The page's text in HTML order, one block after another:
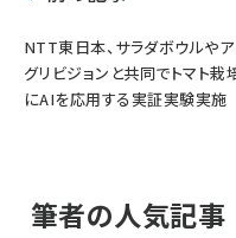
NTT東日本、サラダボウルやア
グリビジョンと共同でトマト栽
にAIを応用する実証実験実施
筆者の人気記事